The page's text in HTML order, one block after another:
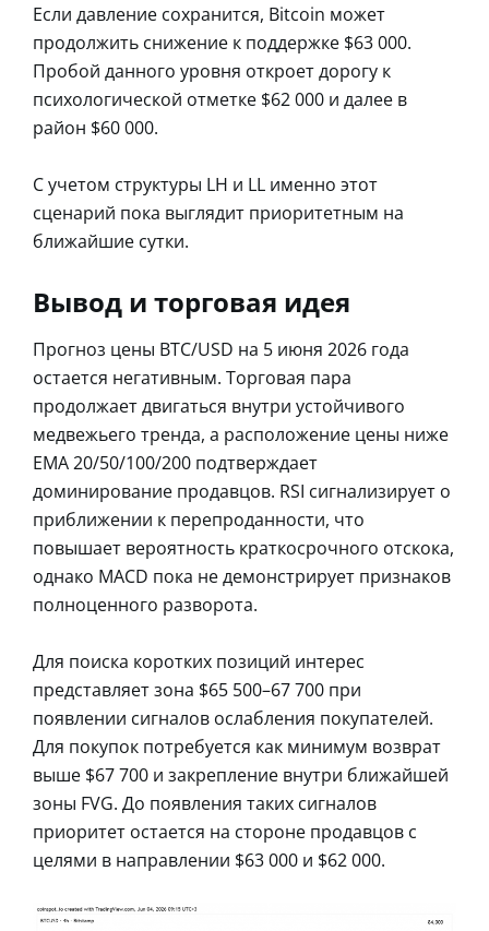
Если давление сохранится, Bitcoin может
продолжить снижение к поддержке $63 000.
Пробой данного уровня откроет дорогу к
психологической отметке $62 000 и далее в
район $60 000.
С учетом структуры LH и LL именно этот
сценарий пока выглядит приоритетным на
ближайшие сутки.
Вывод и торговая идея
Прогноз цены BTC/USD на 5 июня 2026 года
остается негативным. Торговая пара
продолжает двигаться внутри устойчивого
медвежьего тренда, а расположение цены ниже
EMA 20/50/100/200 подтверждает
доминирование продавцов. RSI сигнализирует о
приближении к перепроданности, что
повышает вероятность краткосрочного отскока,
однако MACD пока не демонстрирует признаков
полноценного разворота.
Для поиска коротких позиций интерес
представляет зона $65 500–67 700 при
появлении сигналов ослабления покупателей.
Для покупок потребуется как минимум возврат
выше $67 700 и закрепление внутри ближайшей
зоны FVG. До появления таких сигналов
приоритет остается на стороне продавцов с
целями в направлении $63 000 и $62 000.